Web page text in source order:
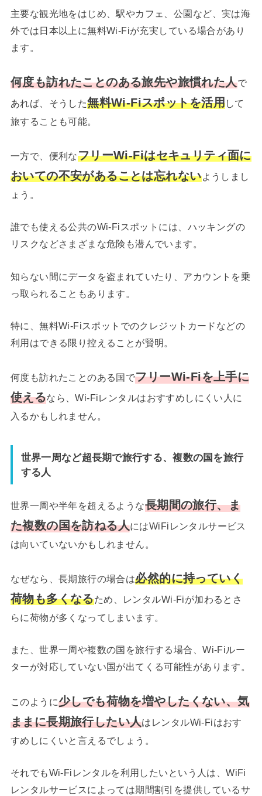
主要な観光地をはじめ、駅やカフェ、公園など、実は海
外では日本以上に無料Wi-Fiが充実している場合があり
ます。
何度も訪れたことのある旅先や旅慣れた人で
あれば、そうした無料Wi-Fiスポットを活用して
旅することも可能。
一方で、便利なフリーWi-Fiはセキュリティ面に
おいての不安があることは忘れないようしまし
ょう。
誰でも使える公共のWi-Fiスポットには、ハッキングの
リスクなどさまざまな危険も潜んでいます。
知らない間にデータを盗まれていたり、アカウントを乗
っ取られることもあります。
特に、無料Wi-Fiスポットでのクレジットカードなどの
利用はできる限り控えることが賢明。
何度も訪れたことのある国でフリーWi-Fiを上手に
使えるなら、Wi-Fiレンタルはおすすめしにくい人に
入るかもしれません。
世界一周など超長期で旅行する、複数の国を旅行
する人
世界一周や半年を超えるような長期間の旅行、ま
た複数の国を訪ねる人にはWiFiレンタルサービス
は向いていないかもしれません。
なぜなら、長期旅行の場合は必然的に持っていく
荷物も多くなるため、レンタルWi-Fiが加わるとさ
らに荷物が多くなってしまいます。
また、世界一周や複数の国を旅行する場合、Wi-Fiルー
ターが対応していない国が出てくる可能性があります。
このように少しでも荷物を増やしたくない、気
ままに長期旅行したい人はレンタルWi-Fiはおす
すめしにくいと言えるでしょう。
それでもWi-Fiレンタルを利用したいという人は、WiFi
レンタルサービスによっては期間割引を提供しているサ